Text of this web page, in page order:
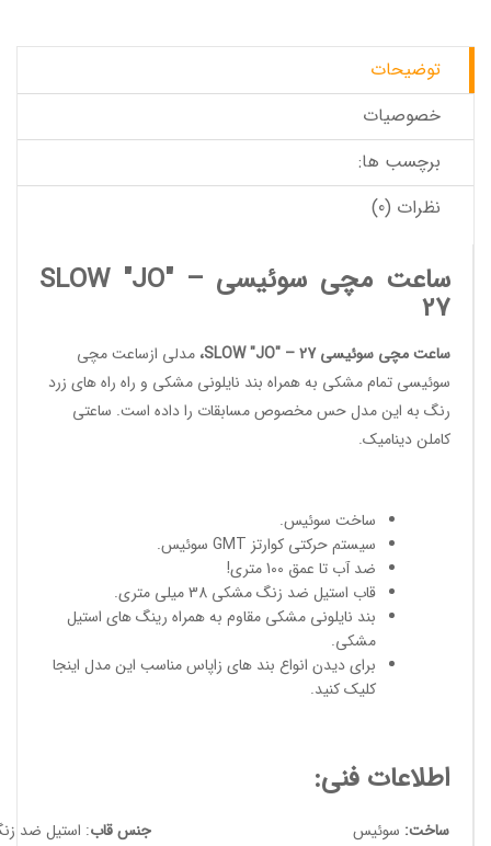
توضیحات
خصوصیات
برچسب ها:
نظرات (0)
ساعت مچی سوئیسی SLOW "JO" –
27
ساعت مچی سوئیسی SLOW "JO" – 27 ، مدلی ازساعت مچی
سوئیسی تمام مشکی به همراه بند نایلونی مشکی و راه راه های زرد
رنگ به این مدل حس مخصوص مسابقات را داده است. ساعتی
کاملن دینامیک.
ساخت سوئیس.
سیستم حرکتی کوارتز GMT سوئیس.
ضد آب تا عمق 100 متری!
قاب استیل ضد زنگ مشکی 38 میلی متری.
بند نایلونی مشکی مقاوم به همراه رینگ های استیل
مشکی.
برای دیدن انواع بند های زاپاس مناسب این مدل اینجا
کلیک کنید.
اطلاعات فنی:
ساخت: سوئیس جنس قاب: استیل ضد